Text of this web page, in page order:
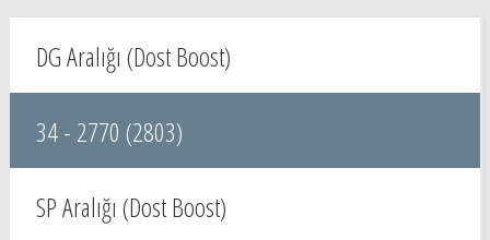
DG Aralığı (Dost Boost)
34 - 2770 (2803)
SP Aralığı (Dost Boost)